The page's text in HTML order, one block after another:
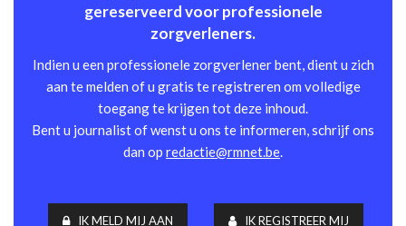
gereserveerd voor professionele
zorgverleners.
Indien u een professionele zorgverlener bent, dient u zich
aan te melden of u gratis te registreren om volledige
toegang te krijgen tot deze inhoud.
Bent u journalist of wenst u ons te informeren, schrijf ons
dan op redactie@rmnet.be.
IK MELD MIJ AAN IK REGISTREER MIJ